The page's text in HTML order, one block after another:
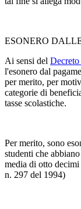
ESONERO
Ai sensi del
l'esonero dal
per merito, per
categorie di
tasse scolastiche.
Per merito, sono
studenti che
media di otto decimi
n. 297 del 1994)